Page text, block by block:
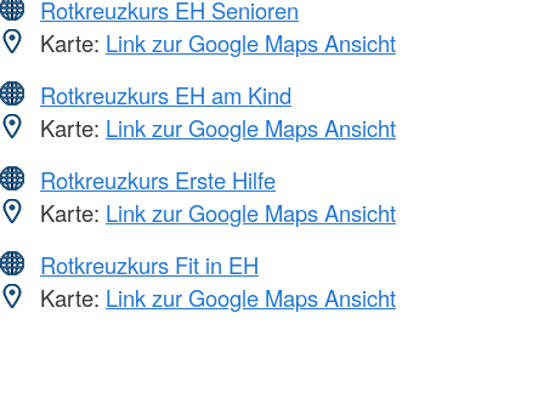
Rotkreuzkurs EH Senioren
Karte: Link zur Google Maps Ansicht
Rotkreuzkurs EH am Kind
Karte: Link zur Google Maps Ansicht
Rotkreuzkurs Erste Hilfe
Karte: Link zur Google Maps Ansicht
Rotkreuzkurs Fit in EH
Karte: Link zur Google Maps Ansicht